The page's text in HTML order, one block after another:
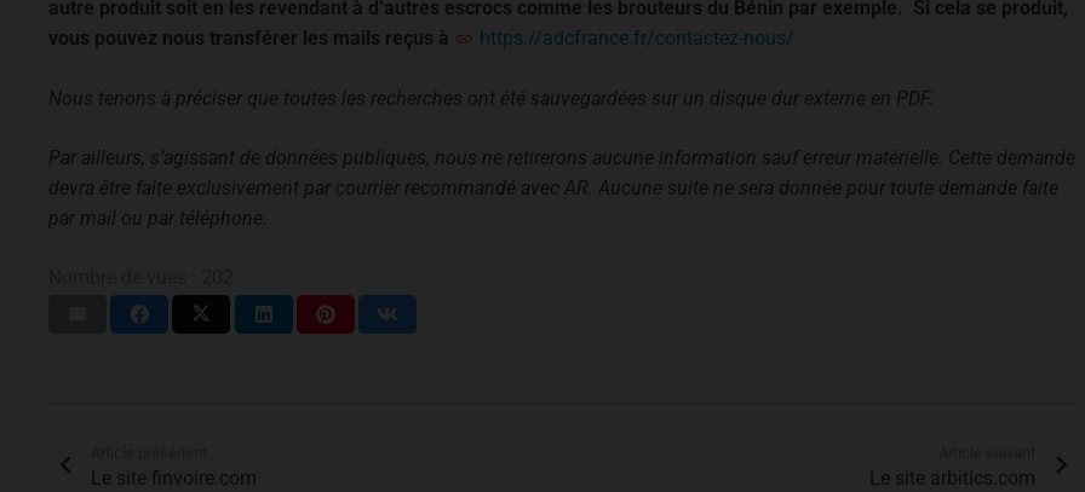
autre produit soit en les revendant à d’autres escrocs comme les brouteurs du Bénin par exemple. Si cela se produit,
vous pouvez nous transférer les mails reçus à
https://adcfrance.fr/contactez-nous/
Nous tenons à préciser que toutes les recherches ont été sauvegardées sur un disque dur externe en PDF.
Par ailleurs, s’agissant de données publiques, nous ne retirerons aucune information sauf erreur matérielle. Cette demande
devra être faite exclusivement par courrier recommandé avec AR. Aucune suite ne sera donnée pour toute demande faite
par mail ou par téléphone.
Le site finvoire.com Le site arbitics.com